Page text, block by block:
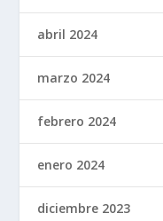
abril 2024
marzo 2024
febrero 2024
enero 2024
diciembre 2023